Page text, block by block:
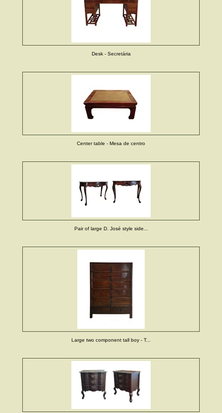
Desk - Secretária
Center table - Mesa de centro
Pair of large D. José style side...
Large two component tall boy - T...